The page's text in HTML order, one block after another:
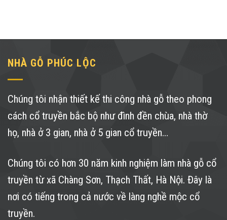
NHÀ GỖ PHÚC LỘC
Chúng tôi nhận thiết kế thi công nhà gỗ theo phong
cách cổ truyền bắc bộ như đình đền chùa, nhà thờ
họ, nhà ở 3 gian, nhà ở 5 gian cổ truyền…
Chúng tôi có hơn 30 năm kinh nghiệm làm nhà gỗ cổ
truyền từ xã Chàng Sơn, Thạch Thất, Hà Nội. Đây là
nơi có tiếng trong cả nước về làng nghề mộc cổ
truyền.